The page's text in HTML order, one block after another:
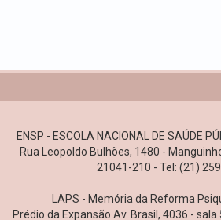
ENSP - ESCOLA NACIONAL DE SAÚDE
Rua Leopoldo Bulhões, 1480 -
21041-210 - Tel: (21)
LAPS - Memória da Reforma
Prédio da Expansão Av. Brasil, 4036 -